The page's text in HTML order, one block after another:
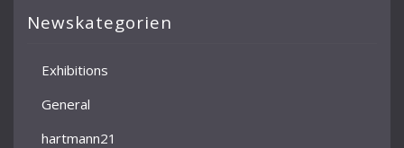
Newskategorien
Exhibitions
General
hartmann21